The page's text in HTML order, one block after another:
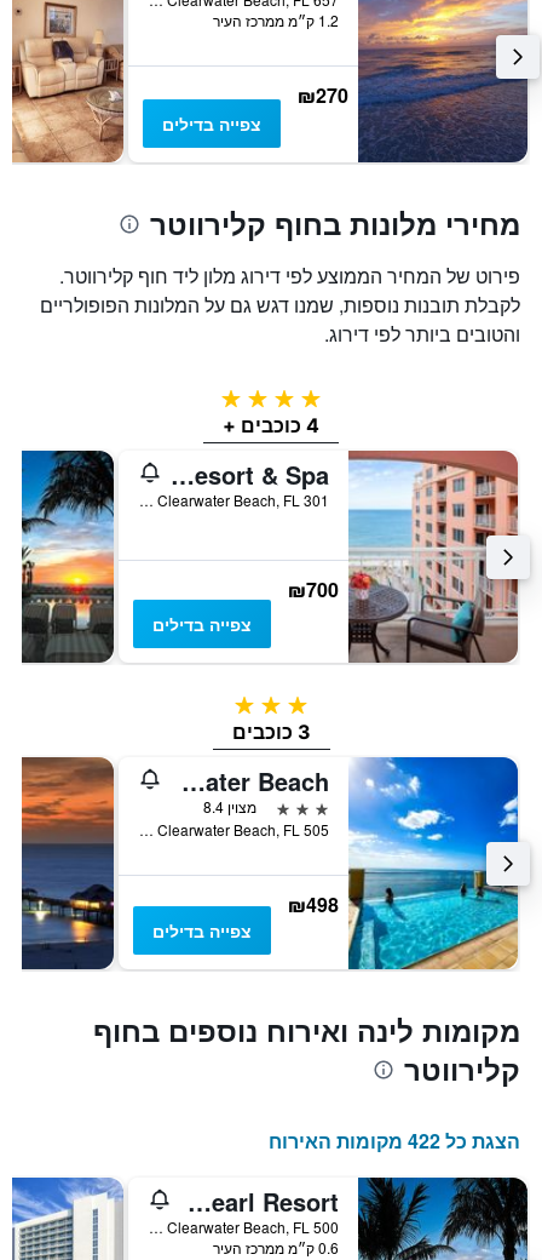
1.2 ק״מ ממרכז העיר
₪270
צפייה בדילים
מחירי מלונות בחוף קלירווטר
פירוט של המחיר הממוצע לפי דירוג מלון ליד חוף קלירווטר.
לקבלת תובנות נוספות, שמנו דגש גם על המלונות הפופולריים
והטובים ביותר לפי דירוג.
4 כוכבים
4 כוכבים +
Hyatt Regency Clearwater Beach Resort & Spa
301 South Gulfview Boulevard, Clearwater Beach, FL, ארצות הברית
₪700
צפייה בדילים
3 כוכבים
3 כוכבים
Edge Hotel Clearwater Beach
3 כוכבים
מצוין 8.4
505 South Gulfview Boulevard, Clearwater Beach, FL, ארצות הברית
₪498
צפייה בדילים
מקומות לינה ואירוח נוספים בחוף
קלירווטר
הצגת כל 422 מקומות האירוח
Sandpearl Resort
500 Mandalay Avenue, Clearwater Beach, FL, ארצות הברית
0.6 ק״מ ממרכז העיר